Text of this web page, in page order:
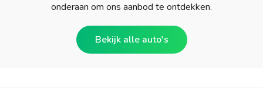
onderaan om ons aanbod te ontdekken.
Bekijk alle auto's